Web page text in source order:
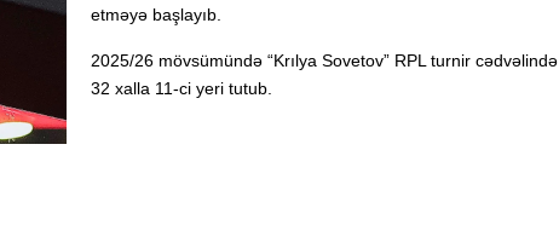
etməyə başlayıb.
2025/26 mövsümündə “Krılya Sovetov” RPL turnir cədvəlində
32 xalla 11-ci yeri tutub.